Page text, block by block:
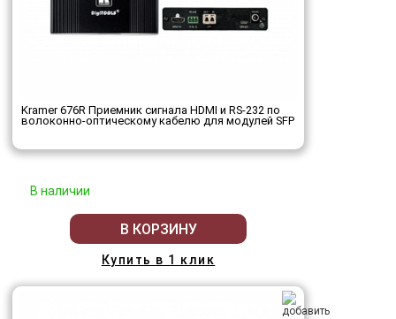
Kramer 676R Приемник сигнала HDMI и RS-232 по
волоконно-оптическому кабелю для модулей SFP
В наличии
В КОРЗИНУ
Купить в 1 клик